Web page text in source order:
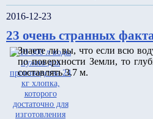
2016-12-23
23 очень странных
Знаете ли вы, что если всю
по поверхности Земли, то
составлять 3.7 м.